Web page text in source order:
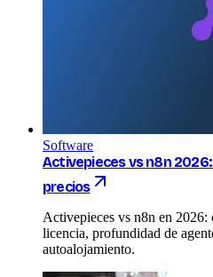
Software
Activepieces vs n8n
precios
Activepieces vs n8n en 2026:
licencia, profundidad de
autoalojamiento.